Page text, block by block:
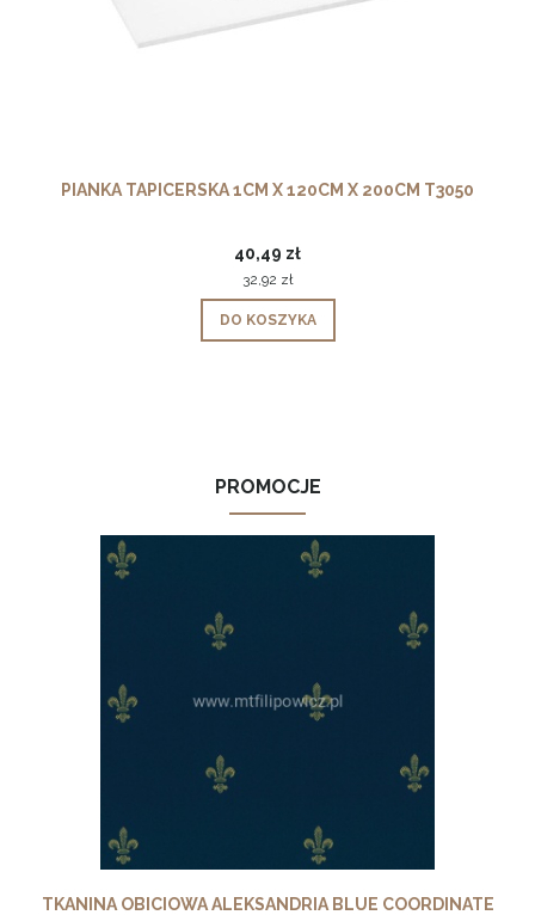
PIANKA TAPICERSKA 1CM X 120CM X 200CM T3050
40,49 zł
32,92 zł
DO KOSZYKA
PROMOCJE
TKANINA OBICIOWA ALEKSANDRIA BLUE COORDINATE